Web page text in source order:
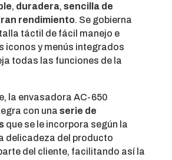
, duradera, sencilla de
rendimiento. Se gobierna
táctil de fácil manejo e
iconos y menús integrados
todas las funciones de la
la envasadora AC-650
con una serie de
que se le incorpora según la
delicadeza del producto
del cliente, facilitando así la